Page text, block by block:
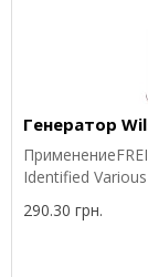
Генератор
Identified
290.30 грн.